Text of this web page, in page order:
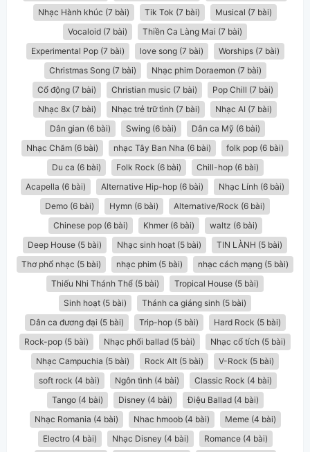
Nhạc Hành khúc (7 bài)
Tik Tok (7 bài)
Musical (7 bài)
Vocaloid (7 bài)
Thiền Ca Làng Mai (7 bài)
Experimental Pop (7 bài)
love song (7 bài)
Worships (7 bài)
Christmas Song (7 bài)
Nhạc phim Doraemon (7 bài)
Cổ động (7 bài)
Christian music (7 bài)
Pop Chill (7 bài)
Nhạc 8x (7 bài)
Nhạc trẻ trữ tình (7 bài)
Nhạc AI (7 bài)
Dân gian (6 bài)
Swing (6 bài)
Dân ca Mỹ (6 bài)
Nhạc Chăm (6 bài)
nhạc Tây Ban Nha (6 bài)
folk pop (6 bài)
Du ca (6 bài)
Folk Rock (6 bài)
Chill-hop (6 bài)
Acapella (6 bài)
Alternative Hip-hop (6 bài)
Nhạc Lính (6 bài)
Demo (6 bài)
Hymn (6 bài)
Alternative/Rock (6 bài)
Chinese pop (6 bài)
Khmer (6 bài)
waltz (6 bài)
Deep House (5 bài)
Nhạc sinh hoạt (5 bài)
TIN LÀNH (5 bài)
Thơ phổ nhạc (5 bài)
nhạc phim (5 bài)
nhạc cách mạng (5 bài)
Thiếu Nhi Thánh Thể (5 bài)
Tropical House (5 bài)
Sinh hoạt (5 bài)
Thánh ca giáng sinh (5 bài)
Dân ca đương đại (5 bài)
Trip-hop (5 bài)
Hard Rock (5 bài)
Rock-pop (5 bài)
Nhạc phối ballad (5 bài)
Nhạc cổ tích (5 bài)
Nhạc Campuchia (5 bài)
Rock Alt (5 bài)
V-Rock (5 bài)
soft rock (4 bài)
Ngôn tình (4 bài)
Classic Rock (4 bài)
Tango (4 bài)
Disney (4 bài)
Điệu Ballad (4 bài)
Nhạc Romania (4 bài)
Nhac hmoob (4 bài)
Meme (4 bài)
Electro (4 bài)
Nhạc Disney (4 bài)
Romance (4 bài)